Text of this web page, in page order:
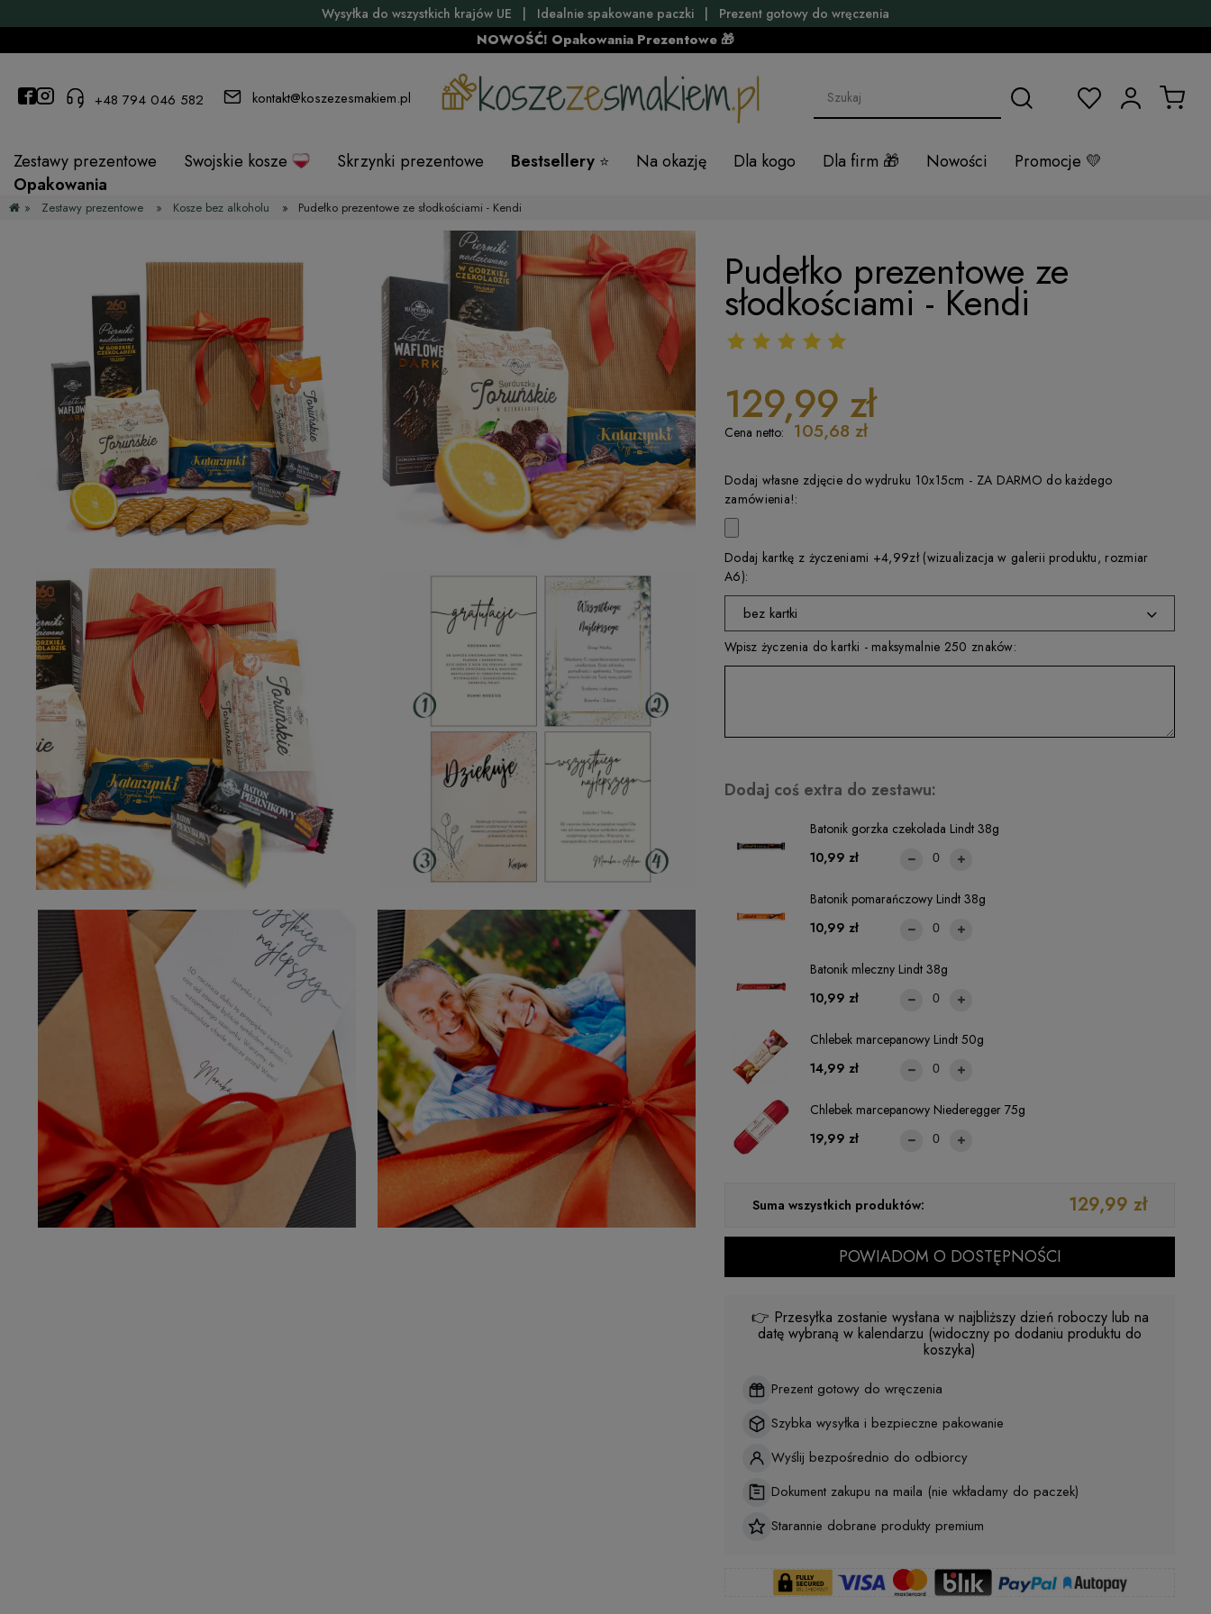
Wysyłka do wszystkich krajów UE | Idealnie spakowane paczki | Prezent gotowy do wręczenia
NOWOŚĆ! Opakowania Prezentowe 🎁
+48 794 046 582 kontakt@koszezesmakiem.pl
Zestawy prezentowe Swojskie kosze Skrzynki prezentowe Bestsellery Na okazję Dla kogo Dla firm Nowości
Promocje
Opakowania
» Zestawy prezentowe » Kosze bez alkoholu » Pudełko prezentowe ze słodkościami - Kendi
Pudełko prezentowe ze
słodkościami - Kendi
129,99 zł
Cena netto: 105,68 zł
Dodaj własne zdjęcie do wydruku 10x15cm - ZA DARMO do każdego
zamówienia!:
Dodaj kartkę z życzeniami +4,99zł (wizualizacja w galerii produktu, rozmiar
A6):
bez kartki
wybierz
kartka 4
Wpisz życzenia do kartki - maksymalnie 250 znaków:
Dodaj coś extra do zestawu:
Batonik gorzka czekolada Lindt 38g
10,99 zł
Batonik pomarańczowy Lindt 38g
10,99 zł
Chlebek marcepanowy Lindt 50g
14,99 zł
Chlebek marcepanowy Niederegger 75g
19,99 zł
Batonik mleczny Lindt 38g
10,99 zł
Suma wszystkich produktów: 129,99 zł
POWIADOM O DOSTĘPNOŚCI
👉 Przesyłka zostanie wysłana w najbliższy dzień roboczy lub na
datę wybraną w kalendarzu (widoczny po dodaniu produktu do
koszyka)
Prezent gotowy do wręczenia
Szybka wysyłka i bezpieczne pakowanie
Wyślij bezpośrednio do odbiorcy
Dokument zakupu na maila (nie wkładamy do paczek)
Starannie dobrane produkty premium